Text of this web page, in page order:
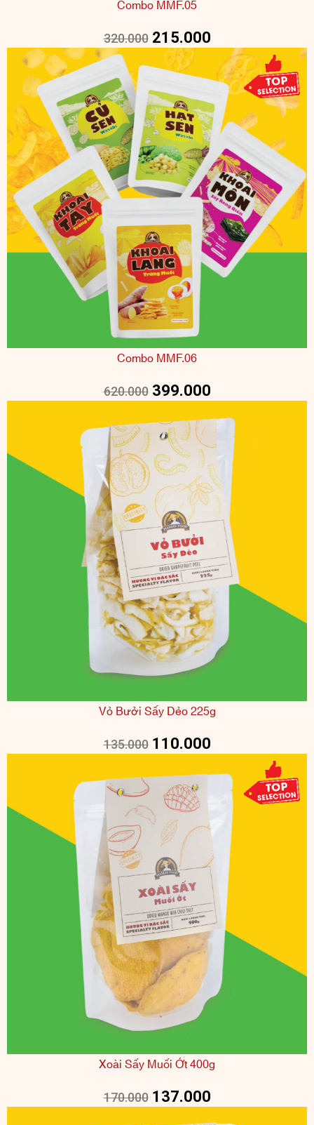
Combo MMF.05
320.000 215.000
Combo MMF.06
620.000 399.000
Vỏ Bưởi Sấy Dẻo 225g
135.000 110.000
Xoài Sấy Muối Ớt 400g
170.000 137.000